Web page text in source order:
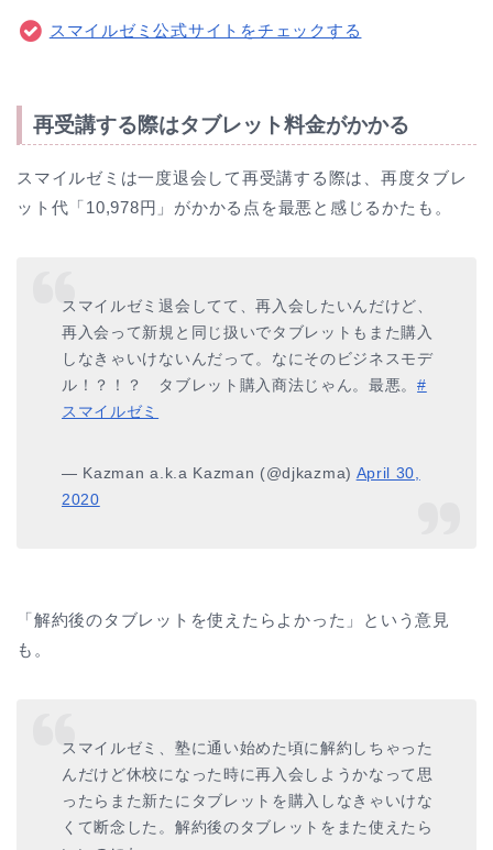
スマイルゼミ公式サイトをチェックする
再受講する際はタブレット料金がかかる
スマイルゼミは一度退会して再受講する際は、再度タブレ
ット代「10,978円」がかかる点を最悪と感じるかたも。
スマイルゼミ退会してて、再入会したいんだけど、
再入会って新規と同じ扱いでタブレットもまた購入
しなきゃいけないんだって。なにそのビジネスモデ
ル！？！？ タブレット購入商法じゃん。最悪。#
スマイルゼミ
— Kazman a.k.a Kazman (@djkazma) April 30,
2020
「解約後のタブレットを使えたらよかった」という意見
も。
スマイルゼミ、塾に通い始めた頃に解約しちゃった
んだけど休校になった時に再入会しようかなって思
ったらまた新たにタブレットを購入しなきゃいけな
くて断念した。解約後のタブレットをまた使えたら